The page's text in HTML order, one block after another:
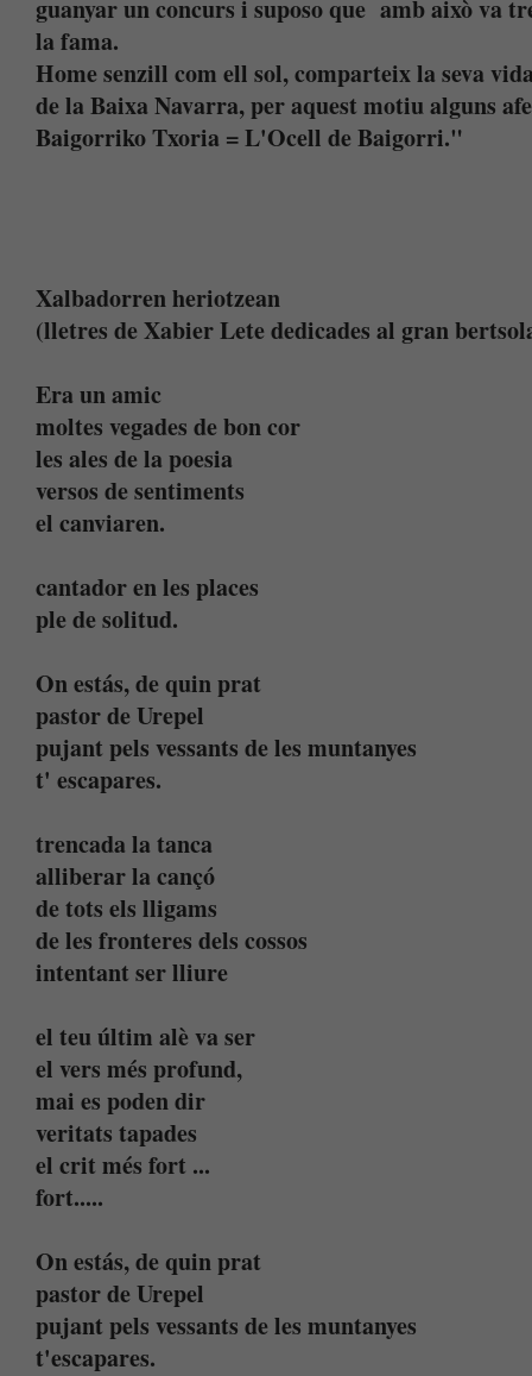
guanyar un concurs i suposo que amb això va
la fama.
Home senzill com ell sol, comparteix la seva
de la Baixa Navarra, per aquest motiu alguns
Baigorriko Txoria = L'Ocell de Baigorri."
Xalbadorren heriotzean
(lletres de Xabier Lete dedicades al gran
Era un amic
moltes vegades de bon cor
les ales de la poesia
versos de sentiments
el canviaren.
cantador en les places
ple de solitud.
On estás, de quin prat
pastor de Urepel
pujant pels vessants de les muntanyes
t' escapares.
trencada la tanca
alliberar la cançó
de tots els lligams
de les fronteres dels cossos
intentant ser lliure
el teu últim alè va ser
el vers més profund,
mai es poden dir
veritats tapades
el crit més fort ...
fort.....
On estás, de quin prat
pastor de Urepel
pujant pels vessants de les muntanyes
t'escapares.